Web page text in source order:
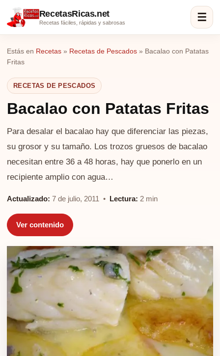
RecetasRicas.net
Recetas fáciles, rápidas y sabrosas ☰
Estás en Recetas » Recetas de Pescados » Bacalao con Patatas
Fritas
RECETAS DE PESCADOS
Bacalao con Patatas Fritas
Para desalar el bacalao hay que diferenciar las piezas,
su grosor y su tamaño. Los trozos gruesos de bacalao
necesitan entre 36 a 48 horas, hay que ponerlo en un
recipiente amplio con agua…
Actualizado: 7 de julio, 2011 • Lectura: 2 min
Ver contenido